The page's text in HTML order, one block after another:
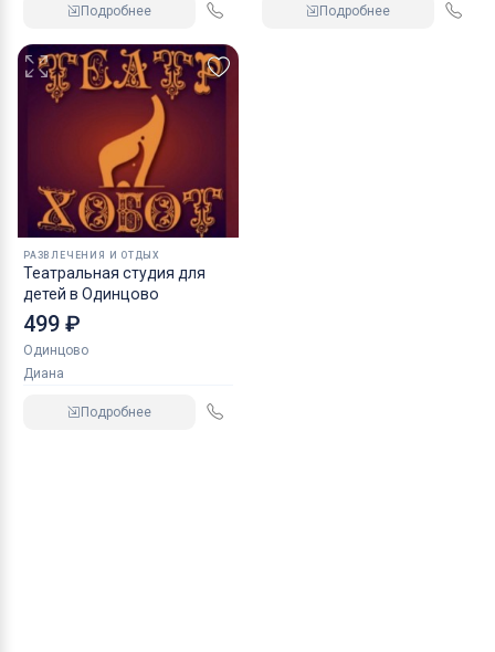
Подробнее Подробнее
РАЗВЛЕЧЕНИЯ И ОТДЫХ
Театральная студия для
детей в Одинцово
499 ₽
Одинцово
Диана
Подробнее